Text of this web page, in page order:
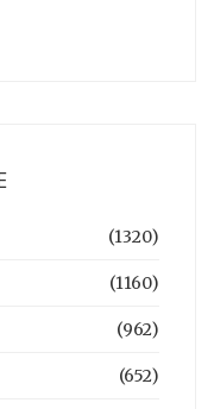
(1320)
(1160)
(962)
(652)